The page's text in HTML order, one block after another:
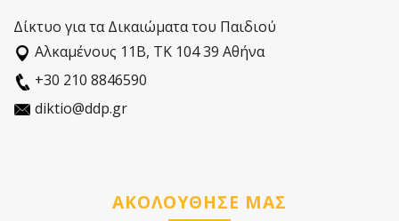
Δίκτυο για τα Δικαιώματα του Παιδιού
Αλκαµένους 11Β, ΤΚ 104 39 Αθήνα
+30 210 8846590
diktio@ddp.gr
ΑΚΟΛΟΥΘΗΣΕ ΜΑΣ